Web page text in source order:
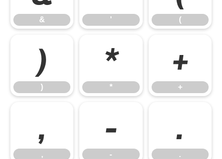
& ' (
)
)
*
*
+
+
,
,
-
-
.
.